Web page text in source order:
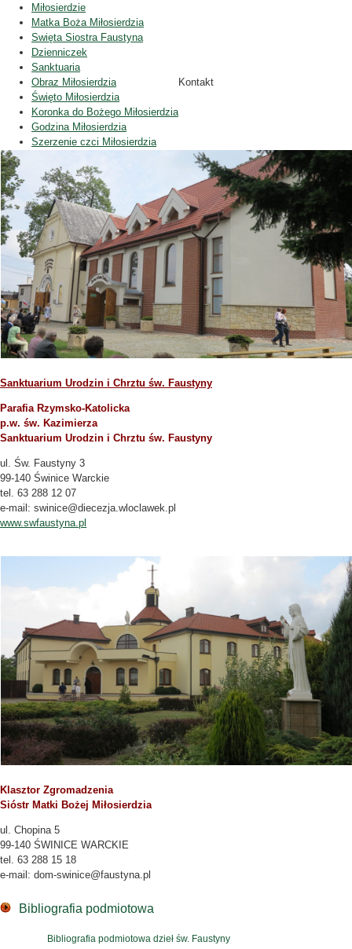
Miłosierdzie
Matka Boża Miłosierdzia
Swięta Siostra Faustyna
Dzienniczek
Sanktuaria
Obraz Miłosierdzia
Święto Miłosierdzia
Koronka do Bożego Miłosierdzia
Godzina Miłosierdzia
Szerzenie czci Miłosierdzia
Kontakt
Sanktuarium Urodzin i Chrztu św. Faustyny
Parafia Rzymsko-Katolicka
p.w. św. Kazimierza
Sanktuarium Urodzin i Chrztu św. Faustyny
ul. Św. Faustyny 3
99-140 Świnice Warckie
tel. 63 288 12 07
e-mail: swinice@diecezja.wloclawek.pl
www.swfaustyna.pl
Klasztor Zgromadzenia
Sióstr Matki Bożej Miłosierdzia
ul. Chopina 5
99-140 ŚWINICE WARCKIE
tel. 63 288 15 18
e-mail: dom-swinice@faustyna.pl
Bibliografia podmiotowa
Bibliografia podmiotowa dzieł św. Faustyny